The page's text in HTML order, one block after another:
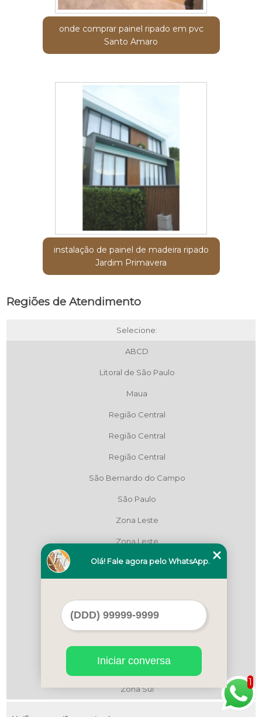
onde comprar painel ripado em pvc
Santo Amaro
instalação de painel de madeira ripado
Jardim Primavera
Regiões de Atendimento
Selecione:
ABCD
Litoral de São Paulo
Maua
Região Central
Região Central
Região Central
São Bernardo do Campo
São Paulo
Zona Leste
Zona Leste
Zona Leste
Zona Oeste
Zona Sul
1
Olá! Fale agora pelo WhatsApp.
Iniciar conversa